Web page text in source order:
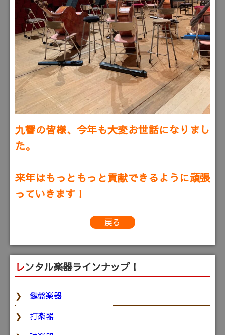
九響の皆様、今年も大変お世話になりまし
た。
来年はもっともっと貢献できるように頑張
っていきます！
戻る
レンタル楽器ラインナップ！
鍵盤楽器
打楽器